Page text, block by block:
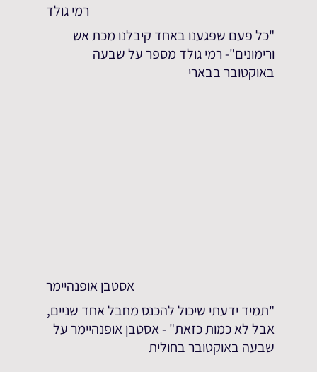
רמי גולד
"כל פעם שפגענו באחד קיבלנו מכת אש
ורימונים"- רמי גולד מספר על שבעה
באוקטובר בבארי
אסטבן אופנהיימר
"תמיד ידעתי שיכול להכנס מחבל אחד שניים,
אבל לא כמות כזאת" - אסטבן אופנהיימר על
שבעה באוקטובר בחולית